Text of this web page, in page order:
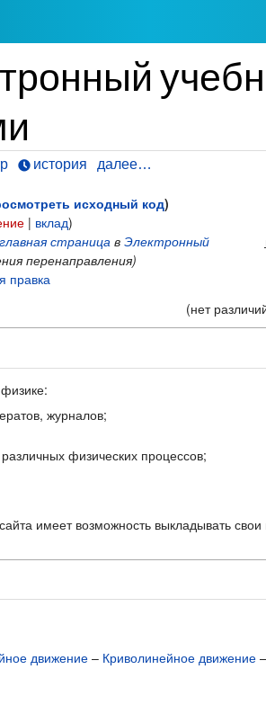
история далее…
исходный код)
| вклад)
страница в Электронный
перенаправления)
правка
(нет
журналов;
физических процессов;
имеет возможность выкладывать
движение– Криволинейное движение –